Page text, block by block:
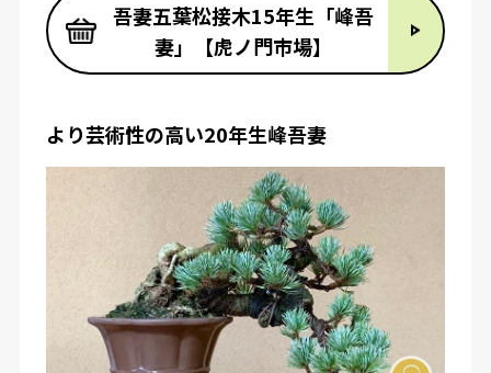
吾妻五葉松接木15年生「峰吾
妻」【虎ノ門市場】
より芸術性の高い20年生峰吾妻